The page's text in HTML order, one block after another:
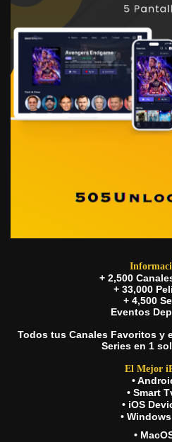
+ 2,500
+ 33,000
+ 4,500
Eventos
Todos tus Canales Favoritos y
Series en 1
El Mejor
•
• Smart
• iOS
• Windows
•